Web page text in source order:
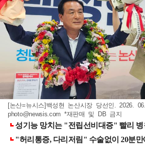
[논산=뉴시스]백성현 논산시장 당선인. 2026.
photo@newsis.com *재판매 및 DB 금지